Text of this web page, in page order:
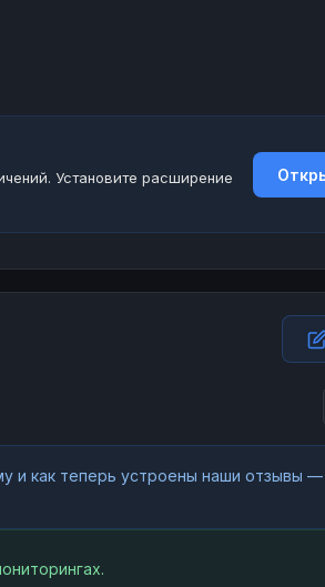
Установите расширение
и как теперь устроены наши отзывы —